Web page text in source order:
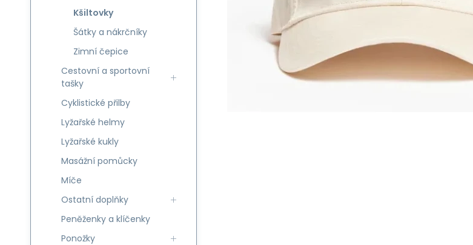
Kšiltovky
Šátky a nákrčníky
Zimní čepice
Cestovní a sportovní
tašky
Cyklistické přilby
Lyžařské helmy
Lyžařské kukly
Masážní pomůcky
Míče
Ostatní doplňky
Peněženky a klíčenky
Ponožky